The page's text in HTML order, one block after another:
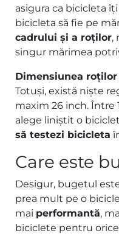
asigura ca bicicleta
bicicleta să fie pe
cadrului și a roților,
singur mărimea
Dimensiunea roților
Totuși, există niște
maxim 26 inch. Între
alege liniștit o
să testezi bicicleta
Care este
Desigur, bugetul
prea mult pe o
mai performantă,
biciclete pentru